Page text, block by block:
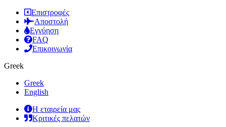
Επιστροφές
Αποστολή
Εγγύηση
FAQ
Επικοινωνία
Greek
Greek
English
Η εταιρεία μας
Κριτικές πελατών